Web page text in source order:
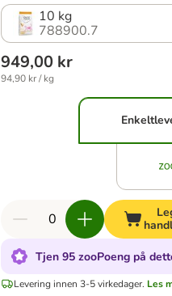
10 kg
788900.7
949,00 kr
94,90 kr / kg
Tjen 95 zooPoeng på
Levering innen 3-5 virkedager. Les